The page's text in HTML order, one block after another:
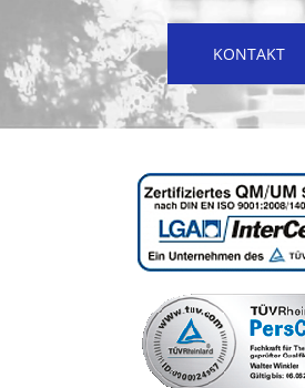
KONTAKT